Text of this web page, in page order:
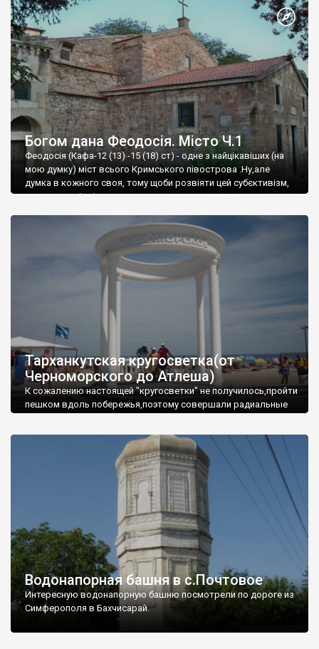
Богом дана Феодосія. Місто Ч.1
Феодосія (Кафа-12 (13) -15 (18) ст) - одне з найцікавіших (на
мою думку) міст всього Кримського півострова .Ну,але
думка в кожного своя, тому щоби розвіяти цей субєктивізм,
запрошую відвідати це
Тарханкутская кругосветка(от
Черноморского до Атлеша)
К сожалению настоящей "кругосветки" не получилось,пройти
пешком вдоль побережья,поэтому совершали радиальные
Водонапорная башня в с.Почтовое
Интересную водонапорную башню посмотрели по дороге из
Симферополя в Бахчисарай.